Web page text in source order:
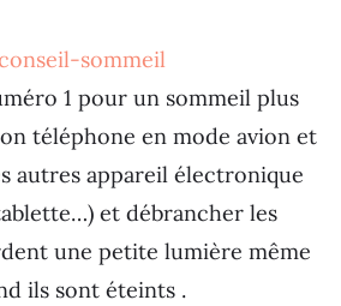
1 pour un sommeil plus
téléphone en mode avion et
autres appareil électronique
et débrancher les
une petite lumière même
ils sont éteints .